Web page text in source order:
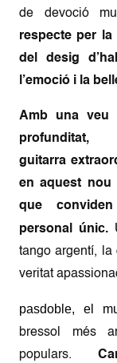
de devoció
respecte per
del desig
l’emoció i la
Amb una veu
guitarra
en aquest nou
que
personal únic.
tango argentí, la
veritat
pasdoble, el
bressol més
populars.